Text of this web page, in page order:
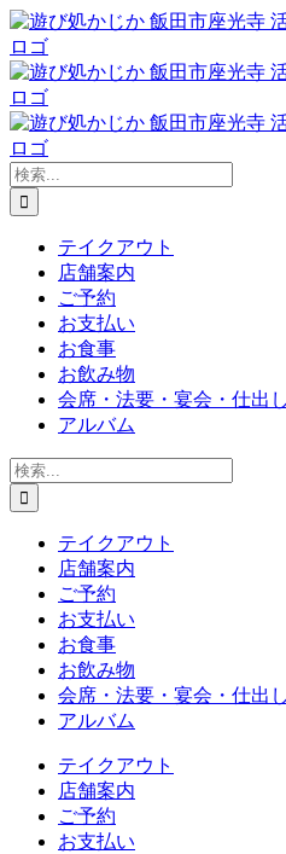
Skip
to
content
検
索
…
テイクアウト
店舗案内
ご予約
お支払い
お食事
お飲み物
会席・法要・宴会・仕出し
アルバム
検
索
…
テイクアウト
店舗案内
ご予約
お支払い
お食事
お飲み物
会席・法要・宴会・仕出し
アルバム
テイクアウト
店舗案内
ご予約
お支払い